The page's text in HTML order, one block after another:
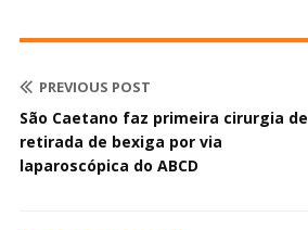
PREVIOUS POST
São Caetano faz primeira cirurgia de
retirada de bexiga por via
laparoscópica do ABCD